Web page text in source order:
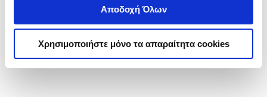
Αποδοχή Όλων
Χρησιμοποιήστε μόνο τα απαραίτητα cookies